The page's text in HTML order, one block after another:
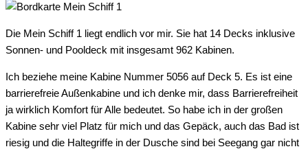
Die Mein Schiff 1 liegt endlich vor mir. Sie hat 14 Decks inklusive
Sonnen- und Pooldeck mit insgesamt 962 Kabinen.
Ich beziehe meine Kabine Nummer 5056 auf Deck 5. Es ist eine
barrierefreie Außenkabine und ich denke mir, dass Barrierefreiheit
ja wirklich Komfort für Alle bedeutet. So habe ich in der großen
Kabine sehr viel Platz für mich und das Gepäck, auch das Bad ist
riesig und die Haltegriffe in der Dusche sind bei Seegang gar nicht